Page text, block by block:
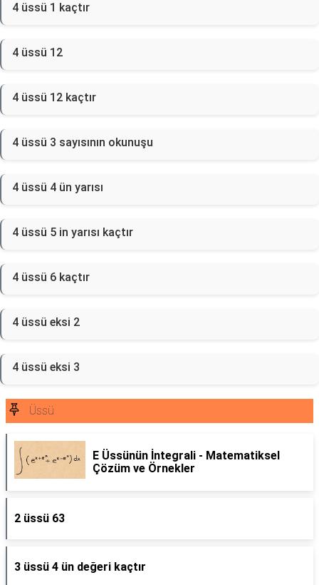
4 üssü 1 kaçtır
4 üssü 12
4 üssü 12 kaçtır
4 üssü 3 sayısının okunuşu
4 üssü 4 ün yarısı
4 üssü 5 in yarısı kaçtır
4 üssü 6 kaçtır
4 üssü eksi 2
4 üssü eksi 3
Üssü
E Üssünün İntegrali - Matematiksel
Çözüm ve Örnekler
2 üssü 63
3 üssü 4 ün değeri kaçtır